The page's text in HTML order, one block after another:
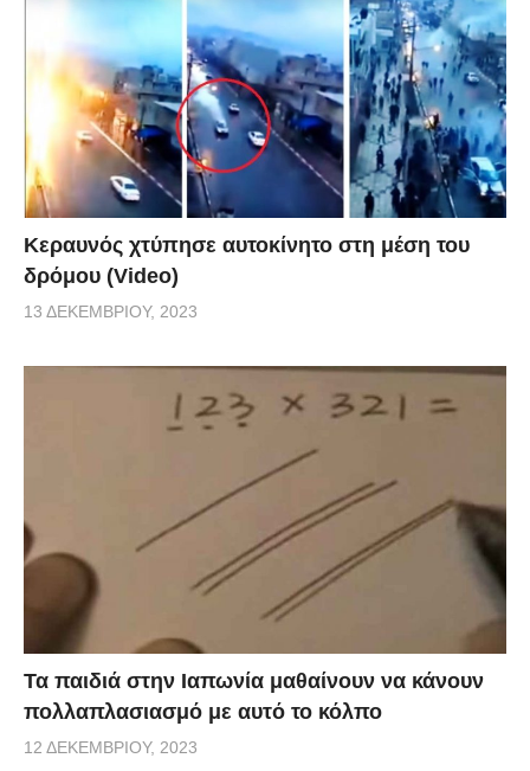
Κεραυνός χτύπησε αυτοκίνητο στη μέση του
δρόμου (Video)
13 ΔΕΚΕΜΒΡΊΟΥ, 2023
Τα παιδιά στην Ιαπωνία μαθαίνουν να κάνουν
πολλαπλασιασμό με αυτό το κόλπο
12 ΔΕΚΕΜΒΡΊΟΥ, 2023